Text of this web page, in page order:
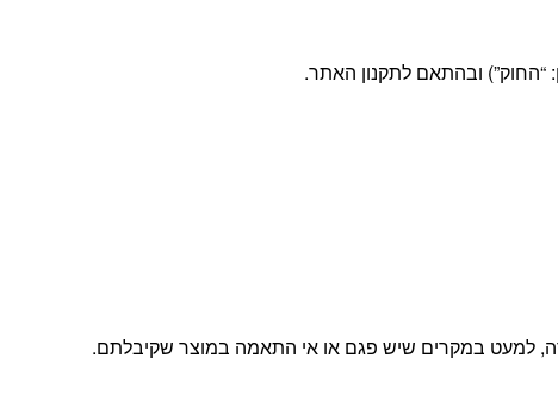
למעט במקרים שיש פגם או אי התאמה במוצר שקיבלתם.